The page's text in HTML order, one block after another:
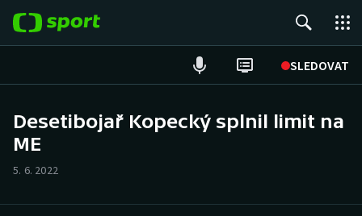
SLEDOVAT
Hokej
Desetibojař Kopecký splnil limit na
ME
5. 6. 2022